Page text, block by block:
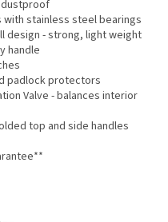
stainless steel bearings
design - strong, light weight
handle
padlock protectors
Valve - balances interior
top and side handles